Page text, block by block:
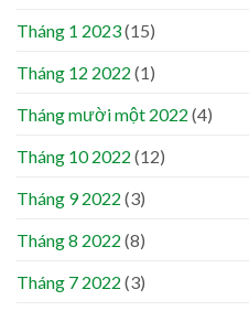
Tháng 1 2023(15)
Tháng 12 2022 (1)
Tháng mười một 2022 (4)
Tháng 10 2022 (12)
Tháng 9 2022 (3)
Tháng 8 2022 (8)
Tháng 7 2022 (3)